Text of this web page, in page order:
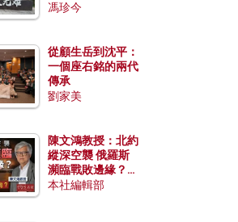
馮珍今
從顧生岳到沈平：
一個座右銘的兩代
傳承
劉家美
陳文鴻教授：北約
縱深空襲 俄羅斯
瀕臨戰敗邊緣？中
國零部件能左右戰
本社編輯部